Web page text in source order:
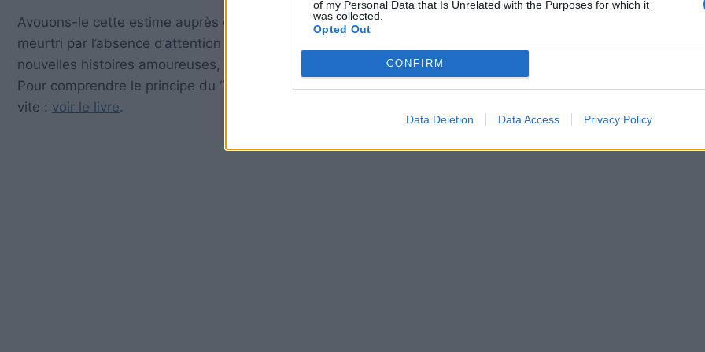
of my Personal Data that Is Unrelated with the Purposes for which it
was collected.
Opted Out
CONFIRM
Data Deletion Data Access Privacy Policy
Avouons-le cette estime auprès d’une catégorie d’hommes dont on n’a que faire ne vient pas flatter notre égo
meurtri par l’absence d’attention des amoureux potentiels… Mais on vous l’accorde, pas facile de commencer
nouvelles histoires amoureuses, de nouveaux jeux de séduction quand il faut calculer tous nos faits et
Pour comprendre le principe du “Fuis-moi je te suis, suis-moi je te fuis” lire ce petit roman du même nom qui
vite : voir le livre.